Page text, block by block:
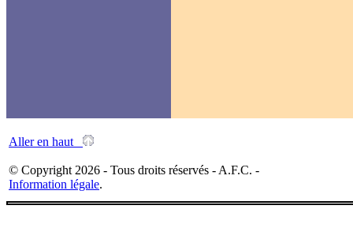
Aller en haut
© Copyright 2026 - Tous droits réservés - A.F.C. -
Information légale.